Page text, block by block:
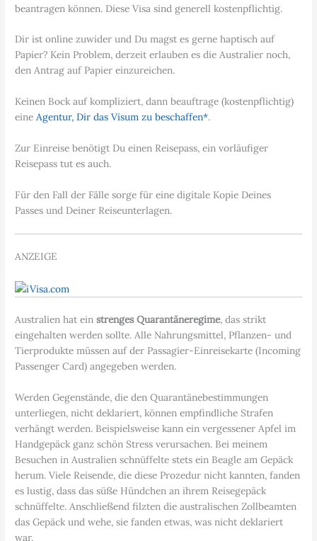
beantragen können. Diese Visa sind generell kostenpflichtig.
Dir ist online zuwider und Du magst es gerne haptisch auf
Papier? Kein Problem, derzeit erlauben es die Australier noch,
den Antrag auf Papier einzureichen.
Keinen Bock auf kompliziert, dann beauftrage (kostenpflichtig)
eineAgentur, Dir das Visum zu beschaffen*.
Zur Einreise benötigt Du einen Reisepass, ein vorläufiger
Reisepass tut es auch.
Für den Fall der Fälle sorge für eine digitale Kopie Deines
Passes und Deiner Reiseunterlagen.
ANZEIGE
Australien hat einstrenges Quarantäneregime, das strikt
eingehalten werden sollte. Alle Nahrungsmittel, Pflanzen- und
Tierprodukte müssen auf der Passagier-Einreisekarte (Incoming
Passenger Card) angegeben werden.
Werden Gegenstände, die den Quarantänebestimmungen
unterliegen, nicht deklariert, können empfindliche Strafen
verhängt werden. Beispielsweise kann ein vergessener Apfel im
Handgepäck ganz schön Stress verursachen. Bei meinem
Besuchen in Australien schnüffelte stets ein Beagle am Gepäck
herum. Viele Reisende, die diese Prozedur nicht kannten, fanden
es lustig, dass das süße Hündchen an ihrem Reisegepäck
schnüffelte. Anschließend filzten die australischen Zollbeamten
das Gepäck und wehe, sie fanden etwas, was nicht deklariert
war.